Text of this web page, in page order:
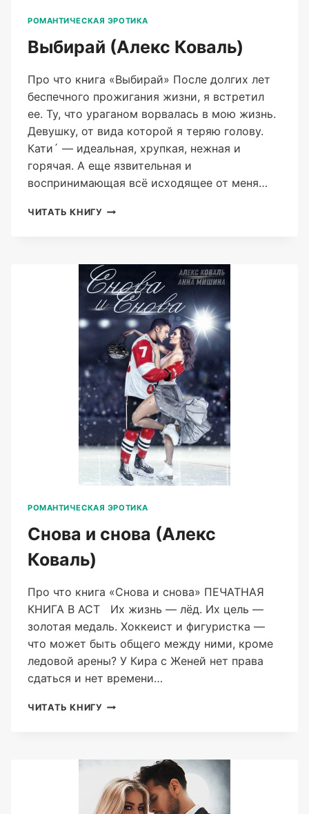
РОМАНТИЧЕСКАЯ ЭРОТИКА
Выбирай (Алекс Коваль)
Про что книга «Выбирай» После долгих лет
беспечного прожигания жизни, я встретил
ее. Ту, что ураганом ворвалась в мою жизнь.
Девушку, от вида которой я теряю голову.
Кати´ — идеальная, хрупкая, нежная и
горячая. А еще язвительная и
воспринимающая всё исходящее от меня…
ЧИТАТЬ КНИГУ ВЫБИРАЙ
РОМАНТИЧЕСКАЯ ЭРОТИКА
Снова и снова (Алекс
Коваль)
Про что книга «Снова и снова» ПЕЧАТНАЯ
КНИГА В АСТ Их жизнь — лёд. Их цель —
золотая медаль. Хоккеист и фигуристка —
что может быть общего между ними, кроме
ледовой арены? У Кира с Женей нет права
сдаться и нет времени…
ЧИТАТЬ КНИГУ СНОВА
КОВАЛЬ)